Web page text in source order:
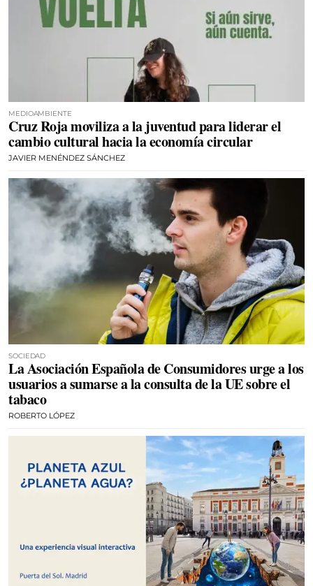
MEDIOAMBIENTE
Cruz Roja moviliza a la juventud para liderar el
cambio cultural hacia la economía circular
JAVIER MENÉNDEZ SÁNCHEZ
SOCIEDAD
La Asociación Española de Consumidores urge a los
usuarios a sumarse a la consulta de la UE sobre el
tabaco
ROBERTO LÓPEZ